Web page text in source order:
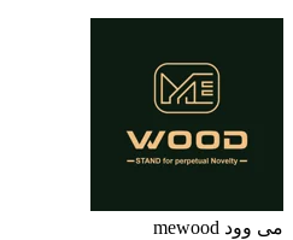
می وود mewood